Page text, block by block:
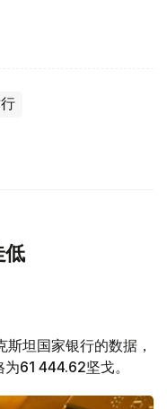
低
斯坦国家银行的数据，
61 444.62坚戈。